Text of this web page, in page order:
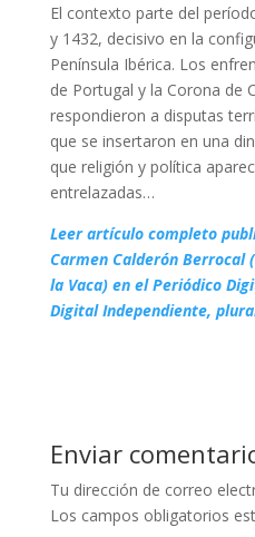
El contexto parte del
y 1432, decisivo en la
Península Ibérica. Los
de Portugal y la Corona de
respondieron a disputas
que se insertaron en una
que religión y política
entrelazadas…
Leer artículo completo
Carmen Calderón Berrocal
la Vaca) en el Periódico
Digital Independiente,
Enviar
Tu dirección de correo
Los campos obligatorios